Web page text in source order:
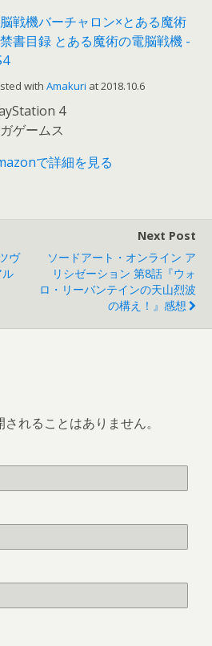
戦機バーチャロン×とある魔術
書目録 とある魔術の電脳戦機 -
with Amakuri at 2018.10.6
4
ゲームス
で詳細を見る
ヴ
ル
Next Post
ソードアート・オンライン ア
リシゼーション 第8話『ウォ
ロ・リーバンテインの天山烈波
の構え！』感想
れることはありません。